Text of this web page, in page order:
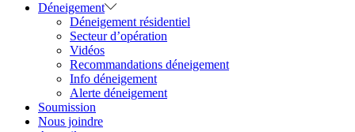
Déneigement
Déneigement résidentiel
Secteur d’opération
Vidéos
Recommandations déneigement
Info déneigement
Alerte déneigement
Soumission
Nous joindre